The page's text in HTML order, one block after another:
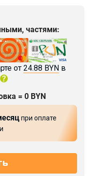
частями:
от 24.88 BYN в
= 0 BYN
при оплате